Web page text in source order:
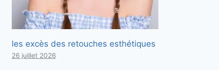
les excès des retouches esthétiques
26 juillet 2026